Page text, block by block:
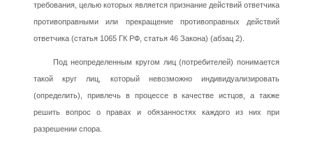
требования, целью которых является признание действий ответчика
противоправными или прекращение противоправных действий
ответчика (статья 1065 ГК РФ, статья 46 Закона) (абзац 2).
Под неопределенным кругом лиц (потребителей) понимается
такой круг лиц, который невозможно индивидуализировать
(определить), привлечь в процессе в качестве истцов, а также
решить вопрос о правах и обязанностях каждого из них при
разрешении спора.